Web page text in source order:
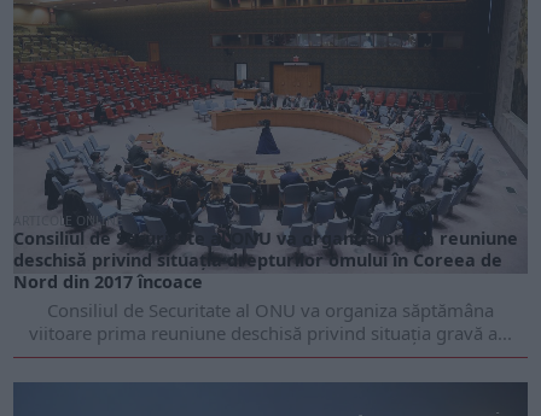
ARTICOLE ONLINE
Consiliul de Securitate al ONU va organiza prima reuniune
deschisă privind situația drepturilor omului în Coreea de
Nord din 2017 încoace
Consiliul de Securitate al ONU va organiza săptămâna
viitoare prima reuniune deschisă privind situația gravă a...